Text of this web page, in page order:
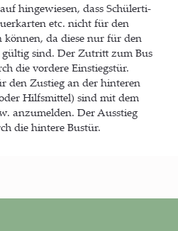
hin­ge­wie­sen, dass Schü­ler­ti­
etc. nicht für den
da die­se nur für den
sind. Der Zutritt zum Bus
die vor­de­re Ein­stiegs­tür.
den Zustieg an der hin­te­ren
Hilfs­mit­tel) sind mit dem
anzu­mel­den. Der Aus­stieg
die hin­te­re Bustür.